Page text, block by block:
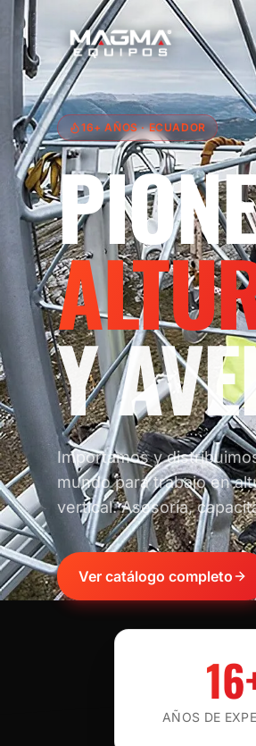
16+ AÑOS· ECUADOR
Y
Importamos y
mundo para trabajo en
vertical. Asesoría,
Ver catálogo completo
AÑOS DE